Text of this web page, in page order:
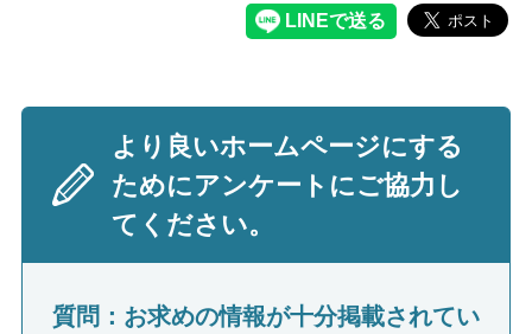
より良いホームページにする
ためにアンケートにご協力し
てください。
質問：お求めの情報が十分掲載されてい